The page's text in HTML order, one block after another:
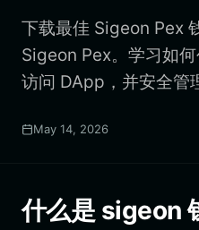
Português (Brasil)
Español (Argentina)
下载最佳 Sigeon Pex
Sigeon Pex。学习如何
访问 DApp，并安全管
May 14, 2026
什么是 sigeon